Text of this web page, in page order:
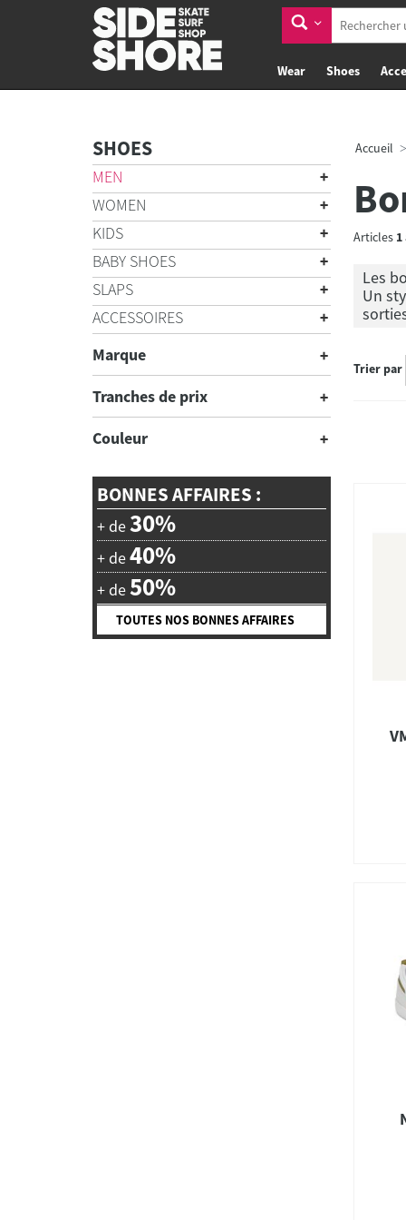
Wear Shoes
SHOES
MEN
WOMEN
KIDS
BABY SHOES
SLAPS
ACCESSOIRES
Marque
Tranches de prix
Couleur
BONNES AFFAIRES :
+ de30%
+ de40%
+ de50%
TOUTES NOS BONNES AFFAIRES
Accueil
Articles 1
Les
Un
Trier par